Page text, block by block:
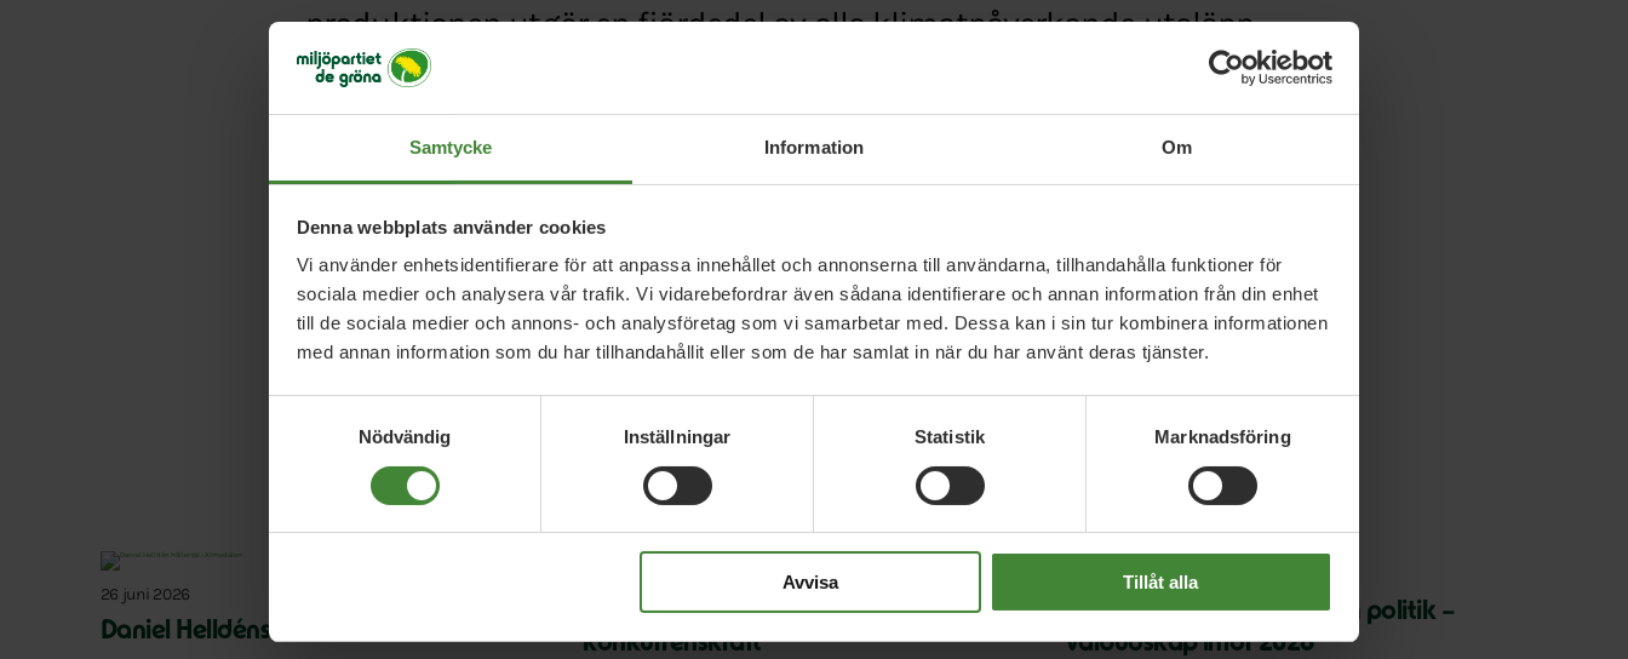
Samtycke Information Om
Denna webbplats använder cookies
Vi använder enhetsidentifierare för att anpassa innehållet och annonserna till användarna, tillhandahålla funktioner för
sociala medier och analysera vår trafik. Vi vidarebefordrar även sådana identifierare och annan information från din enhet
till de sociala medier och annons- och analysföretag som vi samarbetar med. Dessa kan i sin tur kombinera informationen
med annan information som du har tillhandahållit eller som de har samlat in när du har använt deras tjänster.
Nödvändig
Inställningar Statistik Marknadsföring
Avvisa Tillåt alla
produktionen utgör en fjärdedel av alla klimatpåverkande utsläpp
globalt.
Debattartikel
Länk:http://www.dagenssamhalle.se/debatt/infoer-koettskatt-foer-klimatets-skull-28536
Relaterade nyheter
26 juni 2026
Daniel Helldéns Almedalstal
MP presenterar industripaket för hållbar
konkurrenskraft
16 april 2026
MP: Sverige vinner på grön politik –
valbudskap inför 2026